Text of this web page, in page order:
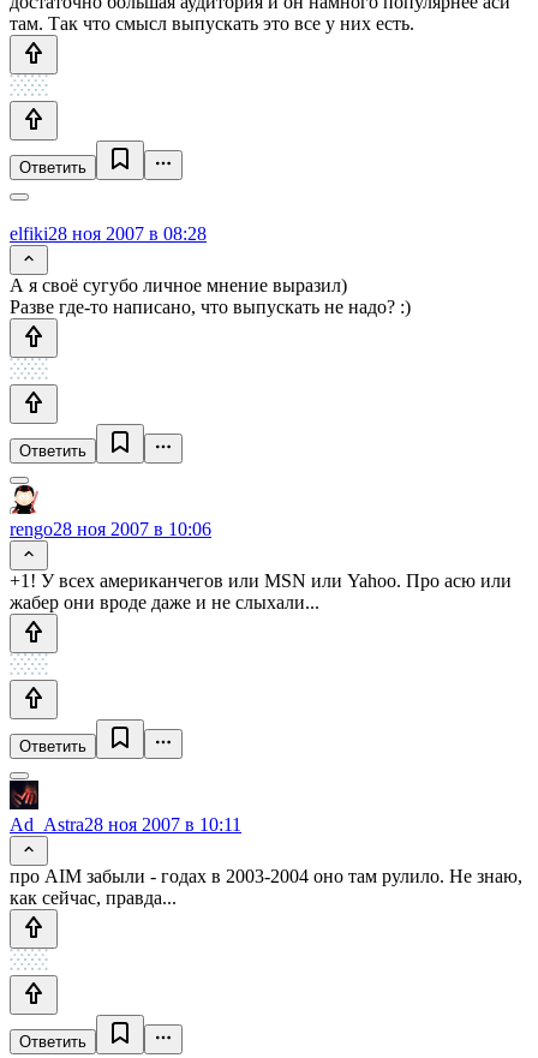
там. Так что смысл выпускать это все у них есть.
Ответить
elfiki28 ноя 2007 в 08:28
А я своё сугубо личное мнение выразил)
Разве где-то написано, что выпускать не надо? :)
Ответить
rengo28 ноя 2007 в 10:06
+1! У всех американчегов или MSN или Yahoo. Про асю или
жабер они вроде даже и не слыхали...
Ответить
Ad_Astra28 ноя 2007 в 10:11
про AIM забыли - годах в 2003-2004 оно там рулило. Не знаю,
как сейчас, правда...
Ответить